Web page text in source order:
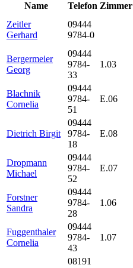
Name
Telefon Zimmer
Zeitler
Gerhard
09444
9784-0
Bergermeier
Georg
09444
9784-
33
1.03
Blachnik
Cornelia
09444
9784-
51
E.06
Dietrich Birgit
09444
9784-
18
E.08
Dropmann
Michael
09444
9784-
52
E.07
Forstner
Sandra
09444
9784-
28
1.06
Fuggenthaler
Cornelia
09444
9784-
43
1.07
08191